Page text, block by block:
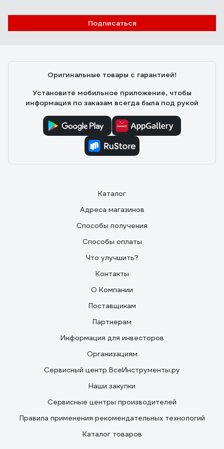
Подписаться
Оригинальные товары с гарантией!
Установите мобильное приложение, чтобы
информация по заказам всегда была под рукой
Каталог
Адреса магазинов
Способы получения
Способы оплаты
Что улучшить?
Контакты
О Компании
Поставщикам
Партнерам
Информация для инвесторов
Организациям
Сервисный центр ВсеИнструменты.ру
Наши закупки
Сервисные центры производителей
Правила применения рекомендательных технологий
Каталог товаров